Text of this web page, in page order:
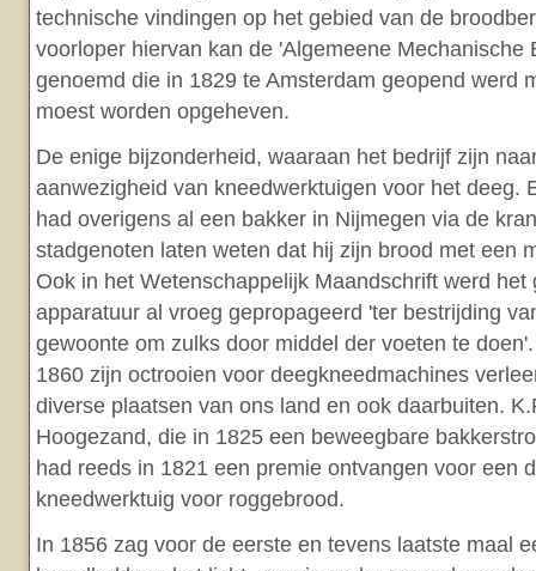
technische vindingen op het gebied van de
voorloper hiervan kan de 'Algemeene Mechanische
genoemd die in 1829 te Amsterdam geopend werd
moest worden opgeheven.
De enige bijzonderheid, waaraan het bedrijf zijn
aanwezigheid van kneedwerktuigen voor het deeg.
had overigens al een bakker in Nijmegen via de
stadgenoten laten weten dat hij zijn brood met een
Ook in het Wetenschappelijk Maandschrift werd het
apparatuur al vroeg gepropageerd 'ter bestrijding
gewoonte om zulks door middel der voeten te
1860 zijn octrooien voor deegkneedmachines
diverse plaatsen van ons land en ook daarbuiten.
Hoogezand, die in 1825 een beweegbare
had reeds in 1821 een premie ontvangen voor een
kneedwerktuig voor roggebrood.
In 1856 zag voor de eerste en tevens laatste maal